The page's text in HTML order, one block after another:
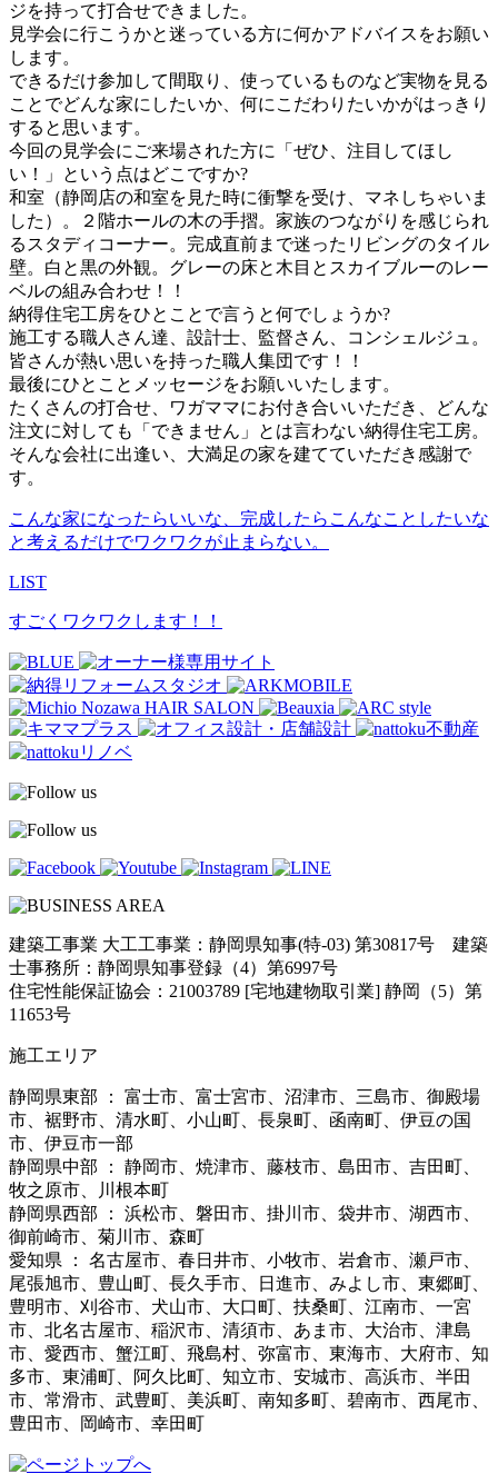
ジを持って打合せできました。
見学会に行こうかと迷っている方に何かアドバイスをお願い
します。
できるだけ参加して間取り、使っているものなど実物を見る
ことでどんな家にしたいか、何にこだわりたいかがはっきり
すると思います。
今回の見学会にご来場された方に「ぜひ、注目してほし
い！」という点はどこですか?
和室（静岡店の和室を見た時に衝撃を受け、マネしちゃいま
した）。２階ホールの木の手摺。家族のつながりを感じられ
るスタディコーナー。完成直前まで迷ったリビングのタイル
壁。白と黒の外観。グレーの床と木目とスカイブルーのレー
ベルの組み合わせ！！
納得住宅工房をひとことで言うと何でしょうか?
施工する職人さん達、設計士、監督さん、コンシェルジュ。
皆さんが熱い思いを持った職人集団です！！
最後にひとことメッセージをお願いいたします。
たくさんの打合せ、ワガママにお付き合いいただき、どんな
注文に対しても「できません」とは言わない納得住宅工房。
そんな会社に出逢い、大満足の家を建てていただき感謝で
す。
こんな家になったらいいな、完成したらこんなことしたいな
と考えるだけでワクワクが止まらない。
LIST
すごくワクワクします！！
建築工事業 大工工事業：静岡県知事(特-03) 第30817号 建築
士事務所：静岡県知事登録（4）第6997号
住宅性能保証協会：21003789 [宅地建物取引業] 静岡（5）第
11653号
施工エリア
静岡県東部 ： 富士市、富士宮市、沼津市、三島市、御殿場
市、裾野市、清水町、小山町、長泉町、函南町、伊豆の国
市、伊豆市一部
静岡県中部 ： 静岡市、焼津市、藤枝市、島田市、吉田町、
牧之原市、川根本町
静岡県西部 ： 浜松市、磐田市、掛川市、袋井市、湖西市、
御前崎市、菊川市、森町
愛知県 ： 名古屋市、春日井市、小牧市、岩倉市、瀬戸市、
尾張旭市、豊山町、長久手市、日進市、みよし市、東郷町、
豊明市、刈谷市、犬山市、大口町、扶桑町、江南市、一宮
市、北名古屋市、稲沢市、清須市、あま市、大治市、津島
市、愛西市、蟹江町、飛島村、弥富市、東海市、大府市、知
多市、東浦町、阿久比町、知立市、安城市、高浜市、半田
市、常滑市、武豊町、美浜町、南知多町、碧南市、西尾市、
豊田市、岡崎市、幸田町